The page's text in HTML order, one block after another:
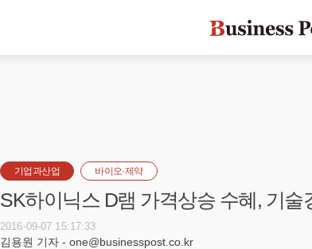
기업과산업 바이오·제약
SK하이닉스 D램 가격상승 수혜, 기술
2016-09-07 15:17:33
김용원 기자 - one@businesspost.co.kr